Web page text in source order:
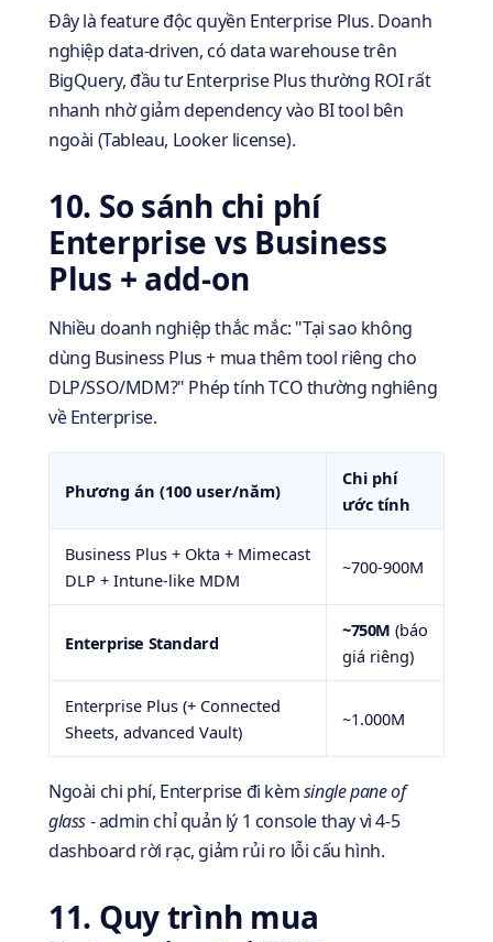
Đây là feature độc quyền Enterprise Plus. Doanh
nghiệp data-driven, có data warehouse trên
BigQuery, đầu tư Enterprise Plus thường ROI rất
nhanh nhờ giảm dependency vào BI tool bên
ngoài (Tableau, Looker license).
10. So sánh chi phí
Enterprise vs Business
Plus + add-on
Nhiều doanh nghiệp thắc mắc: "Tại sao không
dùng Business Plus + mua thêm tool riêng cho
DLP/SSO/MDM?" Phép tính TCO thường nghiêng
về Enterprise.
Phương án (100 user/năm)
Chi phí
ước tính
Business Plus + Okta + Mimecast
DLP + Intune-like MDM
~700-900M
Enterprise Standard
~750M (báo
giá riêng)
Enterprise Plus (+ Connected
Sheets, advanced Vault)
~1.000M
Ngoài chi phí, Enterprise đi kèmsingle pane of
glass- admin chỉ quản lý 1 console thay vì 4-5
dashboard rời rạc, giảm rủi ro lỗi cấu hình.
11. Quy trình mua